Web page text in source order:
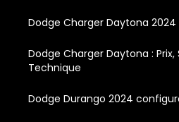
Dodge Charger Daytona
Dodge Charger Daytona : Prix,
Technique
Dodge Durango 2024